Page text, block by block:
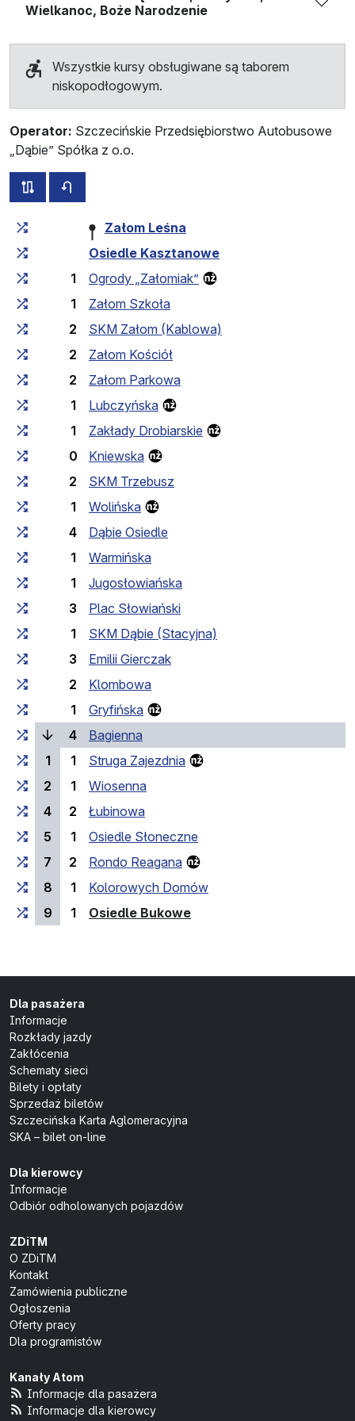
Wielkanoc, Boże Narodzenie
Wszystkie kursy obsługiwane są taborem
niskopodłogowym.
Operator: Szczecińskie Przedsiębiorstwo Autobusowe
„Dąbie” Spółka z o.o.
wszystkie trasy tej linii
Czas przejazdu narastająco
Załom Leśna
Osiedle Kasztanowe
1
Ogrody „Załomiak”
1
Załom Szkoła
2
SKM Załom (Kablowa)
2
Załom Kościół
2
Załom Parkowa
1
Lubczyńska
1
Zakłady Drobiarskie
0
Kniewska
2
SKM Trzebusz
1
Wolińska
4
Dąbie Osiedle
1
Warmińska
1
Jugosłowiańska
3
Plac Słowiański
1
SKM Dąbie (Stacyjna)
3
Emilii Gierczak
2
Klombowa
1
Gryfińska
4
Bagienna
1
1
Struga Zajezdnia
2
1
Wiosenna
4
2
Łubinowa
5
1
Osiedle Słoneczne
7
2
Rondo Reagana
8
1
Kolorowych Domów
9
1 Osiedle Bukowe(przystanek końcowy)
Dla pasażera
Informacje
Rozkłady jazdy
Zakłócenia
Schematy sieci
Bilety i opłaty
Sprzedaż biletów
Szczecińska Karta Aglomeracyjna
SKA – bilet on-line
Dla kierowcy
Informacje
Odbiór odholowanych pojazdów
ZDiTM
O ZDiTM
Kontakt
Zamówienia publiczne
Ogłoszenia
Oferty pracy
Dla programistów
Kanały Atom
Informacje dla pasażera
Informacje dla kierowcy